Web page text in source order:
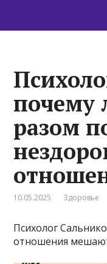
почему
разом
10.05.2025 Здоровье
Психолог
отношения